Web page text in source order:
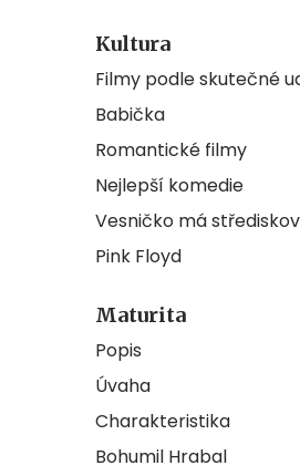
Kultura
Filmy podle skutečné
Babička
Romantické filmy
Nejlepší komedie
Vesničko má
Pink Floyd
Maturita
Popis
Úvaha
Charakteristika
Bohumil Hrabal